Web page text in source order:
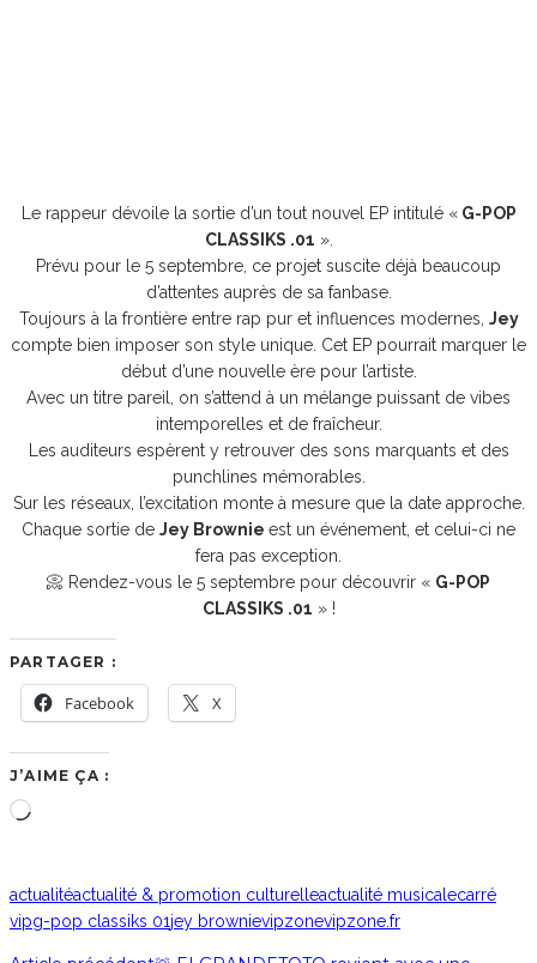
Le rappeur dévoile la sortie d’un tout nouvel EP intitulé «G-POP
CLASSIKS .01 ».
Prévu pour le 5 septembre, ce projet suscite déjà beaucoup
d’attentes auprès de sa fanbase.
Toujours à la frontière entre rap pur et influences modernes, Jey
compte bien imposer son style unique. Cet EP pourrait marquer le
début d’une nouvelle ère pour l’artiste.
Avec un titre pareil, on s’attend à un mélange puissant de vibes
intemporelles et de fraîcheur.
Les auditeurs espèrent y retrouver des sons marquants et des
punchlines mémorables.
Sur les réseaux, l’excitation monte à mesure que la date approche.
Chaque sortie de Jey Brownie est un événement, et celui-ci ne
fera pas exception.
📀 Rendez-vous le 5 septembre pour découvrir « G-POP
CLASSIKS .01 » !
PARTAGER :
Facebook X
J’AIME ÇA :
Chargement…
actualitéactualité & promotion culturelleactualité musicalecarré
vipg-pop classiks 01jey brownievipzonevipzone.fr